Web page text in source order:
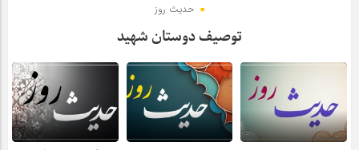
حدیث روز
توصیف دوستان شهید